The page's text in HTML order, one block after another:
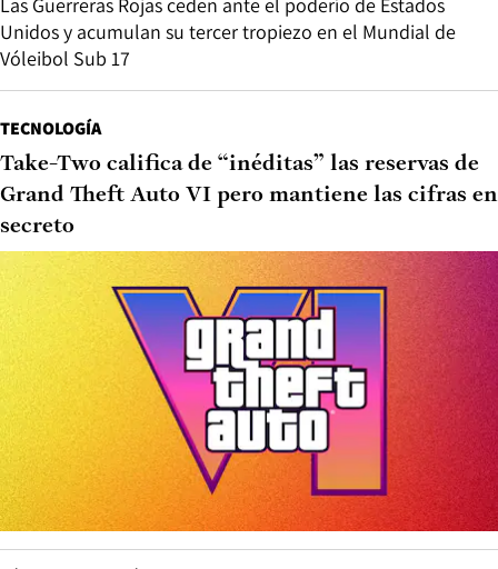
Las Guerreras Rojas ceden ante el poderío de Estados
Unidos y acumulan su tercer tropiezo en el Mundial de
Vóleibol Sub 17
TECNOLOGÍA
Take-Two califica de “inéditas” las reservas de
Grand Theft Auto VI pero mantiene las cifras en
secreto